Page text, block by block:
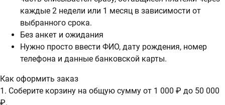
каждые 2 недели или 1 месяц в зависимости от
выбранного срока.
Без анкет и ожидания
Нужно просто ввести ФИО, дату рождения, номер
телефона и данные банковской карты.
Как оформить заказ
1. Соберите корзину на общую сумму от 1 000 ₽ до 50 000
₽.